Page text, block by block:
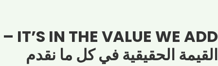
IT’S IN THE VALUE WE ADD –
القيمة الحقيقية في كل ما نقدم